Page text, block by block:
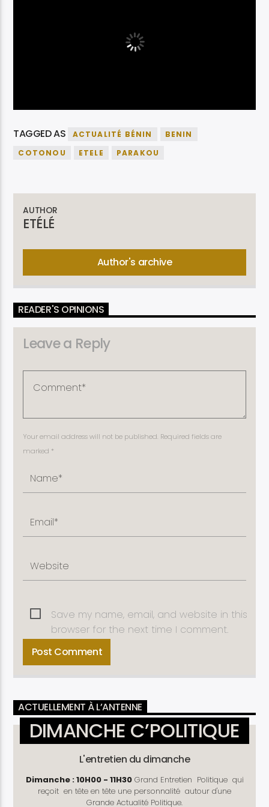
TAGGED AS ACTUALITÉ BÉNIN
BENIN
COTONOU
ETELE PARAKOU
AUTHOR
ETÉLÉ
Author's archive
READER'S OPINIONS
Leave a Reply
Your email address will not be published. Required fields are
marked *
Save my name, email, and website in this
browser for the next time I comment.
ACTUELLEMENT À L’ANTENNE
DIMANCHE C’POLITIQUE
L'entretien du dimanche
Dimanche : 10H00 - 11H30Grand Entretien Politique qui
reçoit en tête en tête une personnalité autour d'une
Grande Actualité Politique.